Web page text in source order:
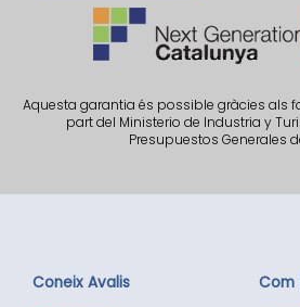
Aquesta garantia és possible gràcies als
part del Ministerio de Industria y
Presupuestos Generales
Coneix Avalis Com